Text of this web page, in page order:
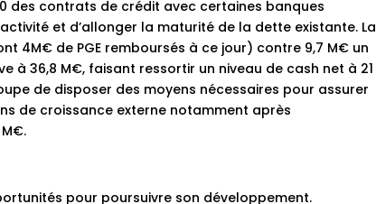
des contrats de crédit avec certaines banques
et d’allonger la maturité de la dette existante. La
4M€ de PGE remboursés à ce jour) contre 9,7 M€ un
à 36,8 M€, faisant ressortir un niveau de cash net à 21
de disposer des moyens nécessaires pour assurer
de croissance externe notamment après
pour poursuivre son développement.